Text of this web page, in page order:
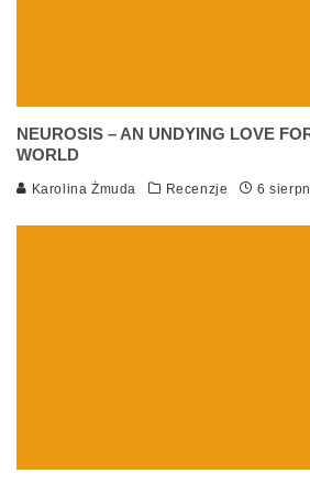
NEUROSIS – AN UNDYING LOVE
WORLD
Karolina Żmuda Recenzje 6